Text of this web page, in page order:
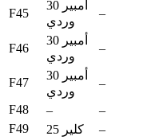
F45
30 أمبير
وردي
–
F46
30 أمبير
وردي
–
F47
30 أمبير
وردي
–
F48
– –
F49
25 كلير –